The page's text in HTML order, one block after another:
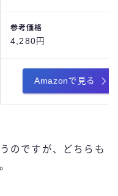
参考価格
4,280円
Amazonで見る
のですが、どちらも